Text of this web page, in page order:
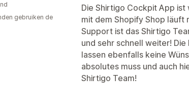
Die Shirtigo Cockpit App
mit dem Shopify Shop läuft
Support ist das Shirtigo
und sehr schnell weiter!
lassen ebenfalls keine
absolutes muss und auch
Shirtigo Team!
gebruiken de